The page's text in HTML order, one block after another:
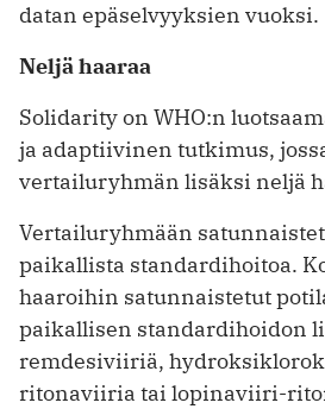
datan epäselvyyksien vuoksi.
Neljä haaraa
Solidarity on WHO:n
ja adaptiivinen tutkimus,
vertailuryhmän ­lisäksi neljä
Vertailuryhmään
paikallista standardihoitoa.
haaroihin satunnaistetut
paikallisen standardihoidon
remdesiviiriä,
ritonaviiria tai lopinaviiri-